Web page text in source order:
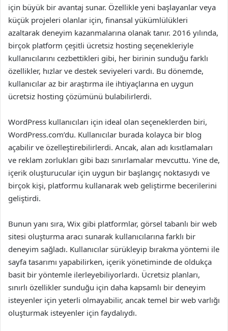
için büyük bir avantaj sunar. Özellikle yeni başlayanlar veya
küçük projeleri olanlar için, finansal yükümlülükleri
azaltarak deneyim kazanmalarına olanak tanır. 2016 yılında,
birçok platform çeşitli ücretsiz hosting seçenekleriyle
kullanıcılarını cezbettikleri gibi, her birinin sunduğu farklı
özellikler, hızlar ve destek seviyeleri vardı. Bu dönemde,
kullanıcılar az bir araştırma ile ihtiyaçlarına en uygun
ücretsiz hosting çözümünü bulabilirlerdi.
WordPress kullanıcıları için ideal olan seçeneklerden biri,
WordPress.com’du. Kullanıcılar burada kolayca bir blog
açabilir ve özelleştirebilirlerdi. Ancak, alan adı kısıtlamaları
ve reklam zorlukları gibi bazı sınırlamalar mevcuttu. Yine de,
içerik oluşturucular için uygun bir başlangıç noktasıydı ve
birçok kişi, platformu kullanarak web geliştirme becerilerini
geliştirdi.
Bunun yanı sıra, Wix gibi platformlar, görsel tabanlı bir web
sitesi oluşturma aracı sunarak kullanıcılarına farklı bir
deneyim sağladı. Kullanıcılar sürükleyip bırakma yöntemi ile
sayfa tasarımı yapabilirken, içerik yönetiminde de oldukça
basit bir yöntemle ilerleyebiliyorlardı. Ücretsiz planları,
sınırlı özellikler sunduğu için daha kapsamlı bir deneyim
isteyenler için yeterli olmayabilir, ancak temel bir web varlığı
oluşturmak isteyenler için faydalıydı.